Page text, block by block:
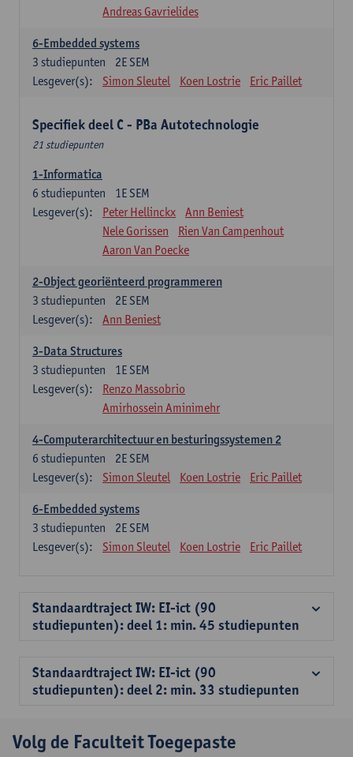
Andreas Gavrielides
6-Embedded systems
2E SEM
3 studiepunten
Lesgever(s):
Simon Sleutel Koen Lostrie Eric Paillet
Specifiek deel C - PBa Autotechnologie
21 studiepunten
1-Informatica
1E SEM
6 studiepunten
Lesgever(s):
Peter Hellinckx
Ann Beniest
Nele Gorissen
Rien Van Campenhout
Aaron Van Poecke
2-Object georiënteerd programmeren
2E SEM
3 studiepunten
Lesgever(s):
Ann Beniest
3-Data Structures
1E SEM
3 studiepunten
Lesgever(s):
Renzo Massobrio
Amirhossein Aminimehr
4-Computerarchitectuur en besturingssystemen 2
2E SEM
6 studiepunten
Lesgever(s):
Simon Sleutel Koen Lostrie Eric Paillet
6-Embedded systems
2E SEM
3 studiepunten
Lesgever(s):
Simon Sleutel Koen Lostrie Eric Paillet
Standaardtraject IW: EI-ict (90
studiepunten): deel 1: min. 45 studiepunten
Standaardtraject IW: EI-ict (90
studiepunten): deel 2: min. 33 studiepunten
Volg de Faculteit Toegepaste